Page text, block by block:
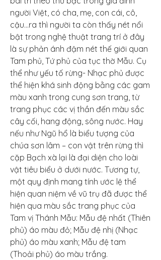
người Việt, có cha, mẹ, con cái, cô,
cậu…ra thì người ta còn thấy nét nổi
bật trong nghệ thuật trang trí ở đây
là sự phản ánh đậm nét thế giới quan
Tam phủ, Tứ phủ của tục thờ Mẫu. Cụ
thể như yếu tố rừng- Nhạc phủ được
thể hiện khá sinh động bằng các gam
màu xanh trong cung sơn trang, từ
trang phục các vị thần đến màu sắc
cây cối, hang động, sông nước. Hay
nếu như Ngũ hổ là biểu tượng của
chúa sơn lâm – con vật trên rừng thì
cặp Bạch xà lại là đại diện cho loài
vật tiêu biểu ở dưới nước. Tương tự,
một quy định mang tính ước lệ thể
hiện quan niệm về vũ trụ đã được thể
hiện qua màu sắc trang phục của
Tam vị Thánh Mẫu: Mẫu đệ nhất (Thiên
phủ) áo màu đỏ; Mẫu đệ nhị (Nhạc
phủ) áo màu xanh; Mẫu đệ tam
(Thoải phủ) áo màu trắng.